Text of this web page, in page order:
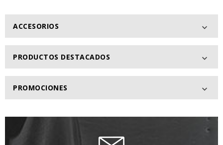
ACCESORIOS 
PRODUCTOS DESTACADOS 
PROMOCIONES 